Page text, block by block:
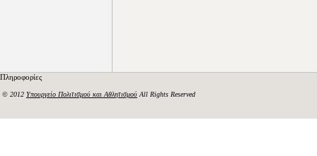
Πληροφορίες
© 2012 Υπουργείο Πολιτισμού και Αθλητισμού All Rights Reserved